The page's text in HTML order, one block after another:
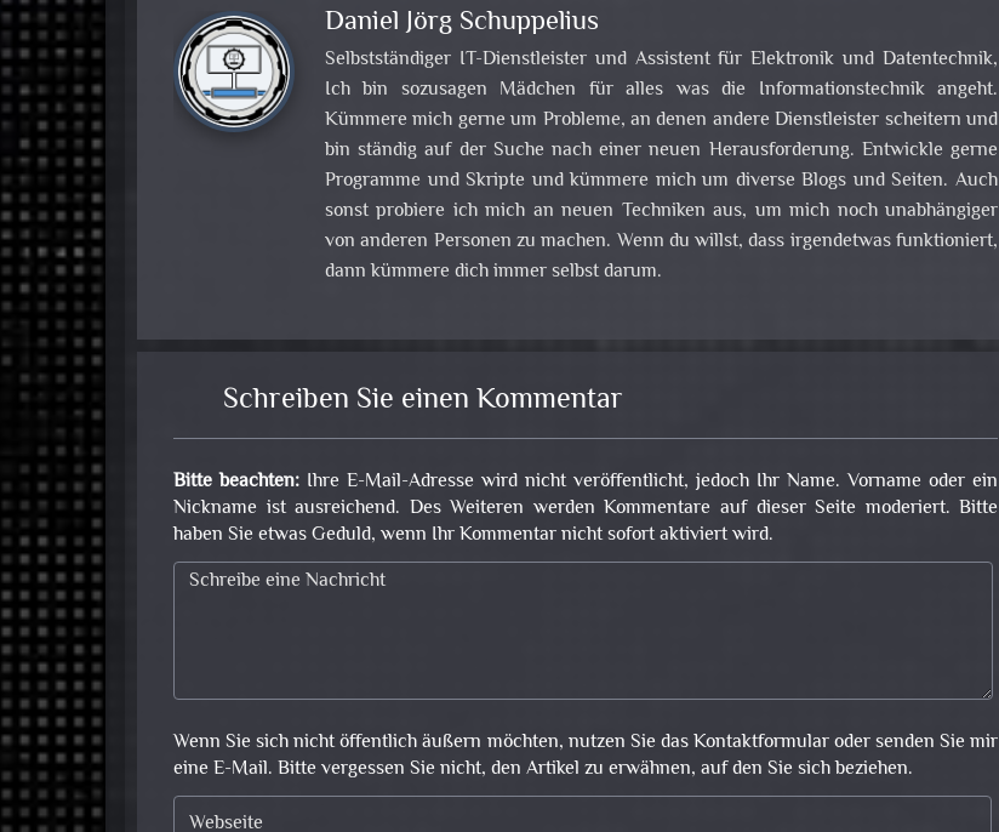
Daniel Jörg Schuppelius
Selbstständiger IT-Dienstleister und Assistent für Elektronik und Datentechnik,
Ich bin sozusagen Mädchen für alles was die Informationstechnik angeht.
Kümmere mich gerne um Probleme, an denen andere Dienstleister scheitern und
bin ständig auf der Suche nach einer neuen Herausforderung. Entwickle gerne
Programme und Skripte und kümmere mich um diverse Blogs und Seiten. Auch
sonst probiere ich mich an neuen Techniken aus, um mich noch unabhängiger
von anderen Personen zu machen. Wenn du willst, dass irgendetwas funktioniert,
dann kümmere dich immer selbst darum.
Schreiben Sie einen Kommentar
Bitte beachten: Ihre E-Mail-Adresse wird nicht veröffentlicht, jedoch Ihr Name. Vorname oder ein
Nickname ist ausreichend. Des Weiteren werden Kommentare auf dieser Seite moderiert. Bitte
haben Sie etwas Geduld, wenn Ihr Kommentar nicht sofort aktiviert wird.
Wenn Sie sich nicht öffentlich äußern möchten, nutzen Sie das Kontaktformular oder senden Sie mir
eine E-Mail. Bitte vergessen Sie nicht, den Artikel zu erwähnen, auf den Sie sich beziehen.